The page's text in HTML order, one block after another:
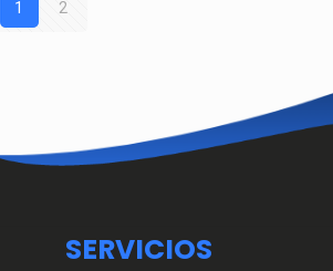
1 2
SERVICIOS